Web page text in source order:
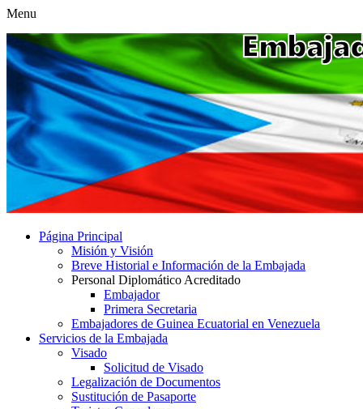
Menu
Página Principal
Misión y Visión
Breve Historial e Información de la Embajada
Personal Diplomático Acreditado
Embajador
Primera Secretaria
Embajadores de Guinea Ecuatorial en Venezuela
Servicios de la Embajada
Visado
Solicitud de Visado
Legalización de Documentos
Sustitución de Pasaporte